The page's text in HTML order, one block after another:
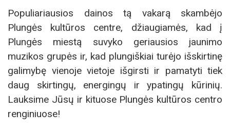
Populiariausios dainos tą vakarą skambėjo
Plungės kultūros centre, džiaugiamės, kad į
Plungės miestą suvyko geriausios jaunimo
muzikos grupės ir, kad plungiškiai turėjo išskirtinę
galimybę vienoje vietoje išgirsti ir pamatyti tiek
daug skirtingų, energingų ir ypatingų kūrinių.
Lauksime Jūsų ir kituose Plungės kultūros centro
renginiuose!